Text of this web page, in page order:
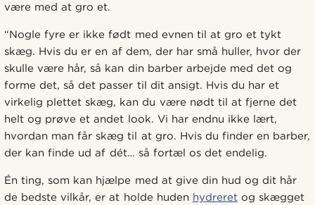
være med at gro et.
“Nogle fyre er ikke født med evnen til at gro et tykt
skæg. Hvis du er en af dem, der har små huller, hvor der
skulle være hår, så kan din barber arbejde med det og
forme det, så det passer til dit ansigt. Hvis du har et
virkelig plettet skæg, kan du være nødt til at fjerne det
helt og prøve et andet look. Vi har endnu ikke lært,
hvordan man får skæg til at gro. Hvis du finder en barber,
der kan finde ud af dét… så fortæl os det endelig.
Én ting, som kan hjælpe med at give din hud og dit hår
de bedste vilkår, er at holde huden hydreretog skægget